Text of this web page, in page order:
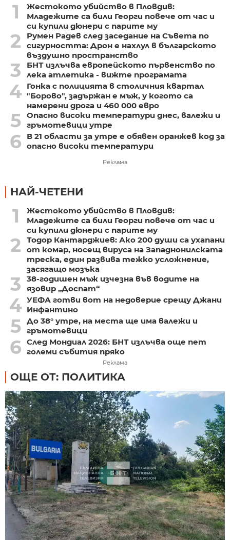
1
Жестокото убийство в Пловдив:
Младежите са били Георги повече от час и
си купили дюнери с парите му
2
Румен Радев след заседание на Съвета по
сигурността: Дрон е нахлул в българското
въздушно пространство
3
БНТ излъчва европейското първенство по
лека атлетика - вижте програмата
4 Гонка с полицията в столичния квартал
"Борово", задържан е мъж, у когото са
намерени дрога и 460 000 евро
5 Опасно високи температури днес, валежи и
гръмотевици утре
6
В 21 области за утре е обявен оранжев код за
опасно високи температури
Реклама
НАЙ-ЧЕТЕНИ
1
Жестокото убийство в Пловдив:
Младежите са били Георги повече от час и
си купили дюнери с парите му
2
Тодор Кантарджиев: Ако 200 души са ухапани
от комар, носещ вируса на Западнонилската
треска, един развива тежко усложнение,
засягащо мозъка
3
38-годишен мъж изчезна във водите на
язовир „Доспат“
4 УЕФА готви вот на недоверие срещу Джани
Инфантино
5 До 38° утре, на места ще има валежи и
гръмотевици
6 След Мондиал 2026: БНТ излъчва още пет
големи събития пряко
Реклама
ОЩЕ ОТ: ПОЛИТИКА